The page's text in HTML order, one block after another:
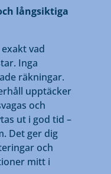
långsiktiga
vad
Inga
räkningar.
upptäcker
och
ut i god tid –
Det ger dig
och
mitt i